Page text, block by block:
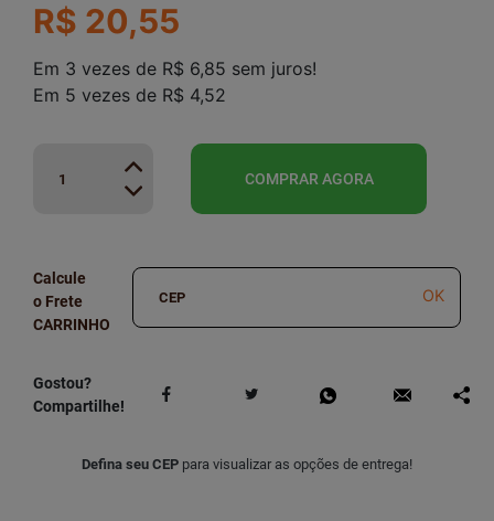
R$ 20,55
Em 3 vezes de R$ 6,85 sem juros!
Em 5 vezes de R$ 4,52
COMPRAR AGORA
Calcule
o Frete
OK
Gostou?
Compartilhe!
Defina seu CEP para visualizar as opções de entrega!